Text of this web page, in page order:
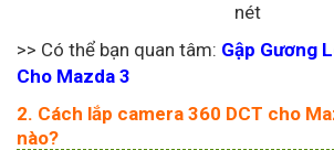
nét
>> Có thể bạn quan tâm: Gập Gương
Cho Mazda 3
2. Cách lắp camera 360 DCT cho
nào?